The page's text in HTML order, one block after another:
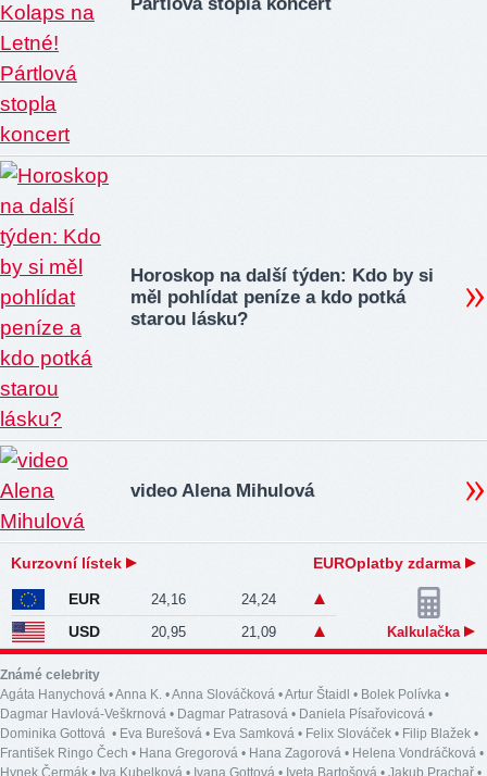
Horoskop na další týden: Kdo by si
měl pohlídat peníze a kdo potká
starou lásku?
video Alena Mihulová
Kurzovní lístek EUROplatby zdarma
EUR 24,16 24,24
USD 20,95 21,09 Kalkulačka
Známé celebrity
Agáta Hanychová •Anna K. •Anna Slováčková •Artur Štaidl • Bolek Polívka •
Dagmar Havlová-Veškrnová • Dagmar Patrasová • Daniela Písařovicová •
Dominika Gottová • Eva Burešová • Eva Samková • Felix Slováček • Filip Blažek •
František Ringo Čech • Hana Gregorová • Hana Zagorová • Helena Vondráčková •
Hynek Čermák • Iva Kubelková • Ivana Gottová • Iveta Bartošová • Jakub Prachař •